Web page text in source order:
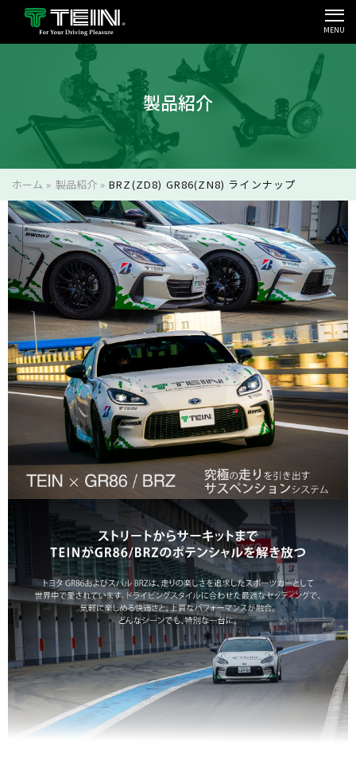
会社案内・採用・IR
MENU
製品紹介
ホーム » 製品紹介»BRZ(ZD8) GR86(ZN8) ラインナップ